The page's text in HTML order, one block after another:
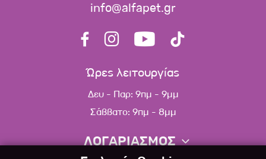
info@alfapet.gr
Ώρες λειτουργίας
Δευ - Παρ: 9πμ - 9μμ
Σάββατο: 9πμ - 8μμ
ΛΟΓΑΡΙΑΣΜΟΣ